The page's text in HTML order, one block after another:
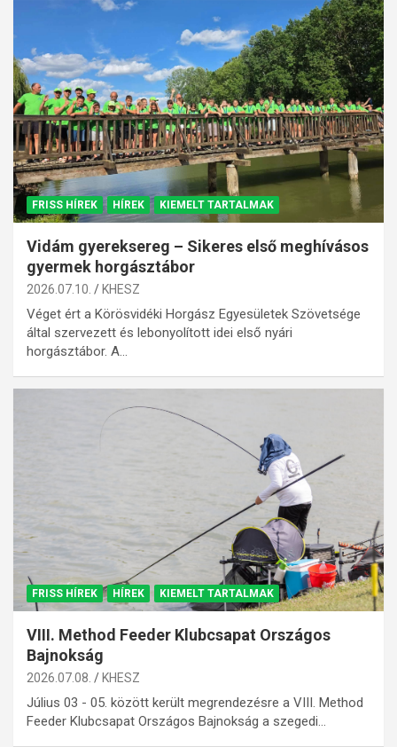
FRISS HÍREK HÍREK KIEMELT TARTALMAK
Vidám gyereksereg – Sikeres első meghívásos
gyermek horgásztábor
2026.07.10. KHESZ
Véget ért a Körösvidéki Horgász Egyesületek Szövetsége
által szervezett és lebonyolított idei első nyári
horgásztábor. A…
FRISS HÍREK HÍREK KIEMELT TARTALMAK
VIII. Method Feeder Klubcsapat Országos
Bajnokság
2026.07.08. KHESZ
Július 03 - 05. között került megrendezésre a VIII. Method
Feeder Klubcsapat Országos Bajnokság a szegedi…